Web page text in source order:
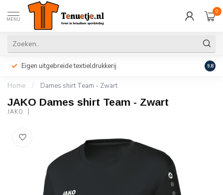
MENU
0
Eigen uitgebreide textieldrukkerij 9.8
Home / Dames shirt Team - Zwart
JAKO Dames shirt Team - Zwart
JAKO